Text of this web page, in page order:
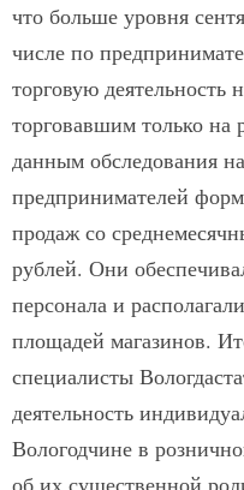
что больше уровня
числе по
торговую
торговавшим только
данным обследования
предпринимателей
продаж со
рублей. Они
персонала и
площадей магазинов.
специалисты
деятельность
Вологодчине в
об их существенной